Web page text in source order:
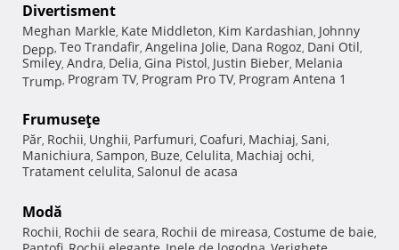
Divertisment
Meghan Markle, Kate Middleton, Kim Kardashian, Johnny
Depp, Teo Trandafir, Angelina Jolie, Dana Rogoz, Dani Otil,
Smiley, Andra, Delia, Gina Pistol, Justin Bieber, Melania
Trump, Program TV, Program Pro TV, Program Antena 1
Frumuseţe
Păr, Rochii, Unghii, Parfumuri, Coafuri, Machiaj, Sani,
Manichiura, Sampon, Buze, Celulita, Machiaj ochi,
Tratament celulita, Salonul de acasa
Modă
Rochii, Rochii de seara, Rochii de mireasa, Costume de baie,